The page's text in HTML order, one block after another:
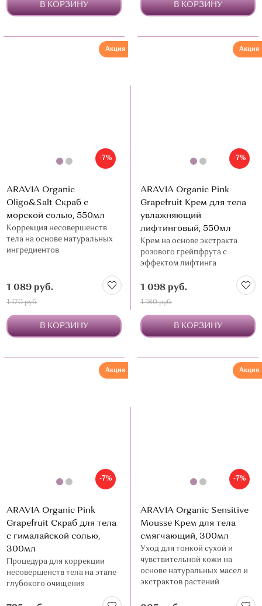
В КОРЗИНУ В КОРЗИНУ
-7%
Акция
ARAVIA Organic
Oligo&Salt Скраб с
морской солью, 550мл
Коррекция несовершенств
тела на основе натуральных
ингредиентов
1 089 руб.
1 170 руб.
В КОРЗИНУ
-7%
Акция
ARAVIA Organic Pink
Grapefruit Крем для тела
увлажняющий
лифтинговый, 550мл
Крем на основе экстракта
розового грейпфрута с
эффектом лифтинга
1 098 руб.
1 180 руб.
В КОРЗИНУ
-7%
Акция
ARAVIA Organic Pink
Grapefruit Скраб для тела
с гималайской солью,
300мл
Процедура для коррекции
несовершенств тела на этапе
глубокого очищения
-7%
Акция
ARAVIA Organic Sensitive
Mousse Крем для тела
смягчающий, 300мл
Уход для тонкой сухой и
чувствительной кожи на
основе натуральных масел и
экстрактов растений